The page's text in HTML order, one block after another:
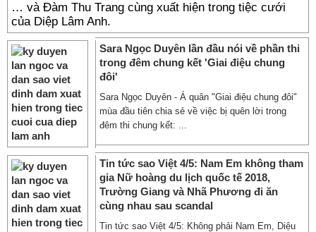
… và Đàm Thu Trang cùng xuất hiện trong tiệc cưới
của Diệp Lâm Anh.
Sara Ngọc Duyên lần đầu nói về phần thi
trong đêm chung kết 'Giai điệu chung
đôi'
Sara Ngọc Duyên - Á quân "Giai điệu chung đôi"
mùa đầu tiên chia sẻ về việc bị quên lời trong
đêm thi chung kết: ...
Tin tức sao Việt 4/5: Nam Em không tham
gia Nữ hoàng du lịch quốc tế 2018,
Trường Giang và Nhã Phương đi ăn
cùng nhau sau scandal
Tin tức sao Việt 4/5: Không phải Nam Em, Diệu